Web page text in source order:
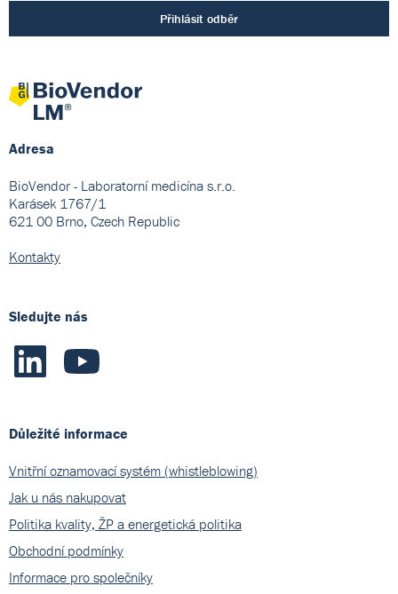
Přihlásit odběr
Adresa
BioVendor - Laboratorní medicína s.r.o.
Karásek 1767/1
621 00 Brno, Czech Republic
Kontakty
Sledujte nás
Důležité informace
Vnitřní oznamovací systém (whistleblowing)
Jak u nás nakupovat
Politika kvality, ŽP a energetická politika
Obchodní podmínky
Informace pro společníky